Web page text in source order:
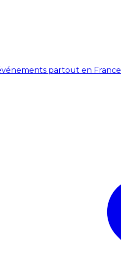
partout en France